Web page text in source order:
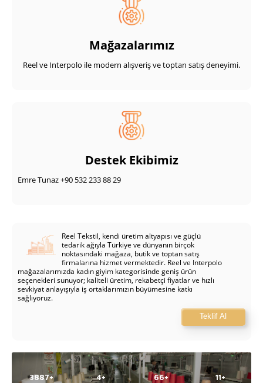
Mağazalarımız
Reel ve Interpolo ile modern alışveriş ve toptan satış deneyimi.
Destek Ekibimiz
Emre Tunaz +90 532 233 88 29
Reel Tekstil, kendi üretim altyapısı ve güçlü
tedarik ağıyla Türkiye ve dünyanın birçok
noktasındaki mağaza, butik ve toptan satış
firmalarına hizmet vermektedir. Reel ve Interpolo
mağazalarımızda kadın giyim kategorisinde geniş ürün
seçenekleri sunuyor; kaliteli üretim, rekabetçi fiyatlar ve hızlı
sevkiyat anlayışıyla iş ortaklarımızın büyümesine katkı
sağlıyoruz.
Teklif Al
5000 5 84 14